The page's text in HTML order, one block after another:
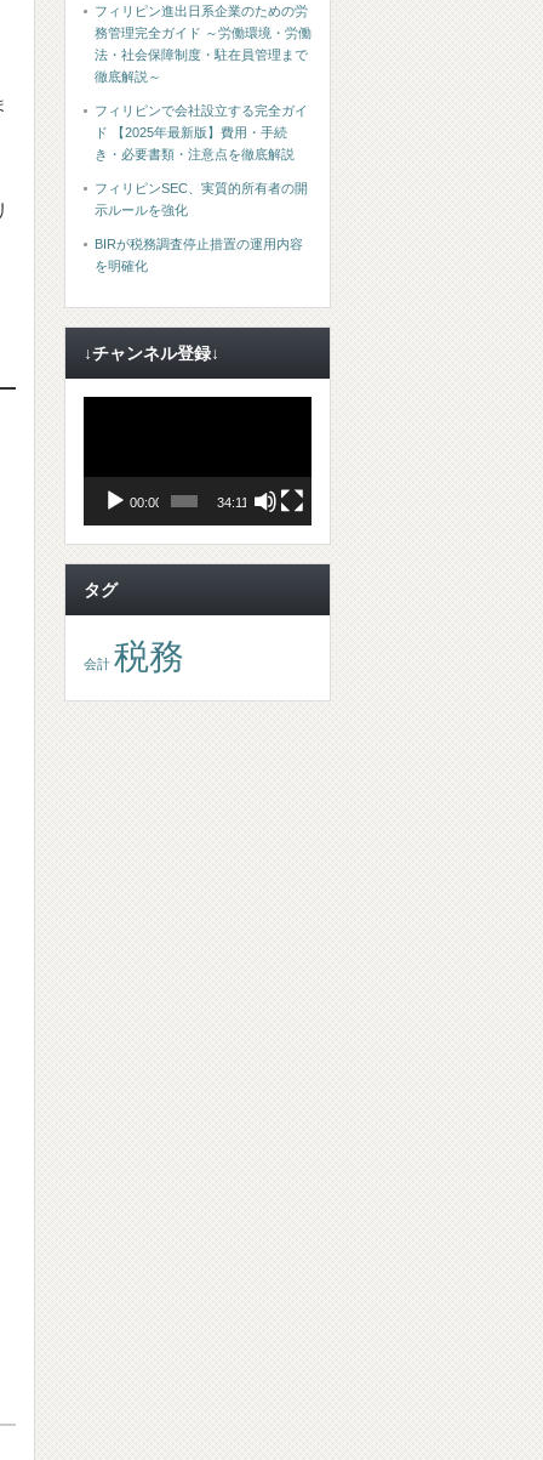
フィリピン進出日系企業のための労
務管理完全ガイド ～労働環境・労働
法・社会保障制度・駐在員管理まで
徹底解説～
フィリピンで会社設立する完全ガイ
ド 【2025年最新版】費用・手続
き・必要書類・注意点を徹底解説
フィリピンSEC、実質的所有者の開
示ルールを強化
BIRが税務調査停止措置の運用内容
を明確化
↓チャンネル登録↓
ー
00:00 34:11
タグ
会計 税務